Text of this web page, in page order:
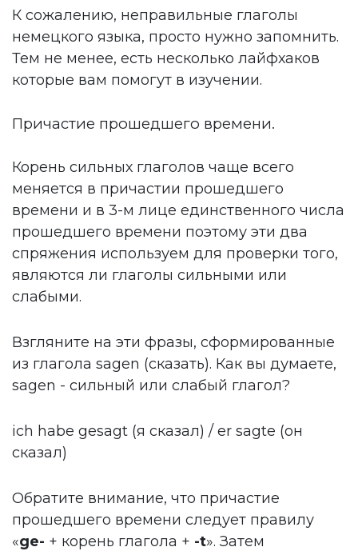
К сожалению, неправильные глаголы
немецкого языка, просто нужно запомнить.
Тем не менее, есть несколько лайфхаков
которые вам помогут в изучении.
Причастие прошедшего времени.
Корень сильных глаголов чаще всего
меняется в причастии прошедшего
времени и в 3-м лице единственного числа
прошедшего времени поэтому эти два
спряжения используем для проверки того,
являются ли глаголы сильными или
слабыми.
Взгляните на эти фразы, сформированные
из глагола sagen (сказать). Как вы думаете,
sagen - сильный или слабый глагол?
ich habe gesagt (я сказал) / er sagte (он
сказал)
Обратите внимание, что причастие
прошедшего времени следует правилу
«ge- + корень глагола + -t». Затем